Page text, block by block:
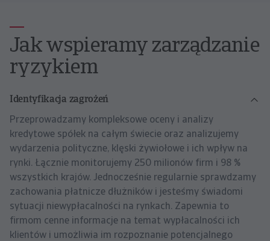
Jak wspieramy zarządzanie
ryzykiem
Identyfikacja zagrożeń
Przeprowadzamy kompleksowe oceny i analizy
kredytowe spółek na całym świecie oraz analizujemy
wydarzenia polityczne, klęski żywiołowe i ich wpływ na
rynki. Łącznie monitorujemy 250 milionów firm i 98 %
wszystkich krajów. Jednocześnie regularnie sprawdzamy
zachowania płatnicze dłużników i jesteśmy świadomi
sytuacji niewypłacalności na rynkach. Zapewnia to
firmom cenne informacje na temat wypłacalności ich
klientów i umożliwia im rozpoznanie potencjalnego